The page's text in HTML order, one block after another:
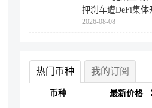
押刹车遭DeFi集体
2026-08-08
热门币种 我的订阅
币种 最新价格